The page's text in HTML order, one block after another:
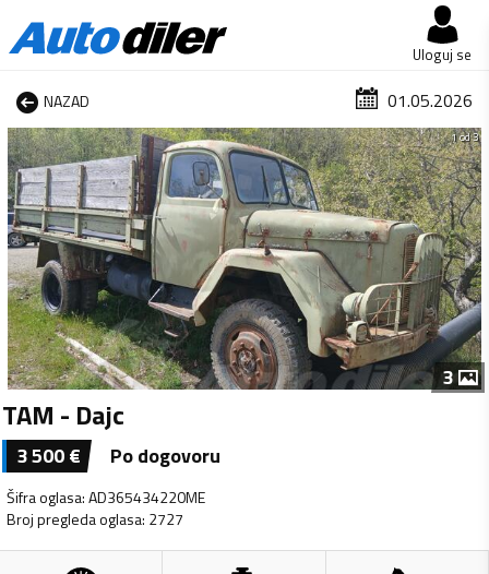
Uloguj se
NAZAD 01.05.2026
1 od 3
3
TAM - Dajc
3 500€ Po dogovoru
Šifra oglasa:AD365434220ME
Broj pregleda oglasa: 2727